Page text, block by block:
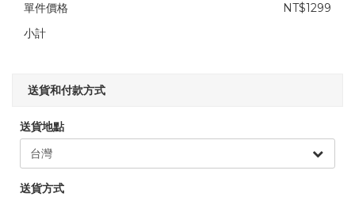
單件價格
NT$1299
小計
送貨和付款方式
送貨地點
送貨方式